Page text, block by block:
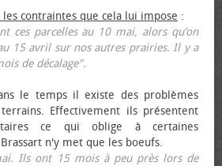
contraintes que cela lui impose :
ces parcelles au 10 mai, alors qu’on
15 avril sur nos autres prairies. Il y a
de décalage".
le temps il existe des problèmes
Effectivement ils présentent
ce qui oblige à certaines
n'y met que les bœufs.
Ils ont 15 mois à peu près lors de